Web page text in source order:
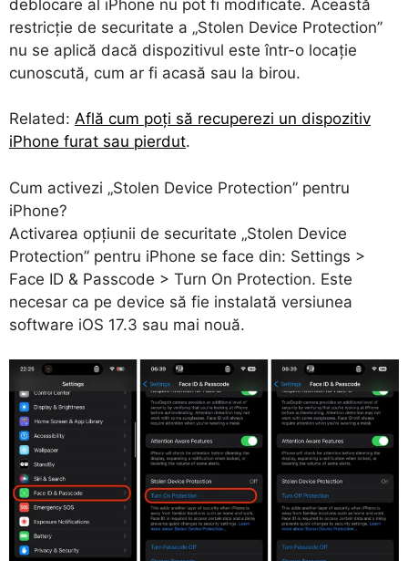
deblocare al iPhone nu pot fi modificate. Această
restricție de securitate a „Stolen Device Protection”
nu se aplică dacă dispozitivul este într-o locație
cunoscută, cum ar fi acasă sau la birou.
Related: Află cum poți să recuperezi un dispozitiv
iPhone furat sau pierdut.
Cum activezi „Stolen Device Protection” pentru
iPhone?
Activarea opțiunii de securitate „Stolen Device
Protection” pentru iPhone se face din: Settings >
Face ID & Passcode > Turn On Protection. Este
necesar ca pe device să fie instalată versiunea
software iOS 17.3 sau mai nouă.